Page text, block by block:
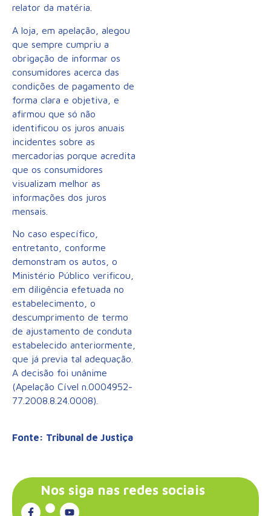
relator da matéria.
A loja, em apelação, alegou
que sempre cumpriu a
obrigação de informar os
consumidores acerca das
condições de pagamento de
forma clara e objetiva, e
afirmou que só não
identificou os juros anuais
incidentes sobre as
mercadorias porque acredita
que os consumidores
visualizam melhor as
informações dos juros
mensais.
No caso específico,
entretanto, conforme
demonstram os autos, o
Ministério Público verificou,
em diligência efetuada no
estabelecimento, o
descumprimento de termo
de ajustamento de conduta
estabelecido anteriormente,
que já previa tal adequação.
A decisão foi unânime
(Apelação Cível n.0004952-
77.2008.8.24.0008).
Fonte: Tribunal de Justiça
Nos siga nas redes sociais